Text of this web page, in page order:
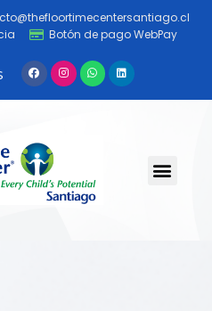
Botón de pago WebPay